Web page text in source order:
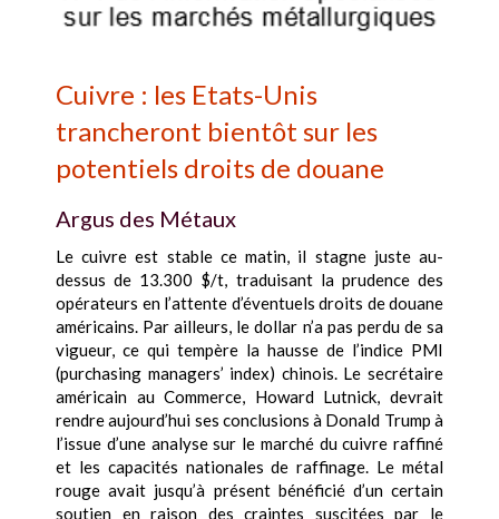
Cuivre : les Etats-Unis
trancheront bientôt sur les
potentiels droits de douane
Argus des Métaux
Le cuivre est stable ce matin, il stagne juste au-
dessus de 13.300 $/t, traduisant la prudence des
opérateurs en l’attente d’éventuels droits de douane
américains. Par ailleurs, le dollar n’a pas perdu de sa
vigueur, ce qui tempère la hausse de l’indice PMI
(purchasing managers’ index) chinois. Le secrétaire
américain au Commerce, Howard Lutnick, devrait
rendre aujourd’hui ses conclusions à Donald Trump à
l’issue d’une analyse sur le marché du cuivre raffiné
et les capacités nationales de raffinage. Le métal
rouge avait jusqu’à présent bénéficié d’un certain
soutien en raison des craintes suscitées par le